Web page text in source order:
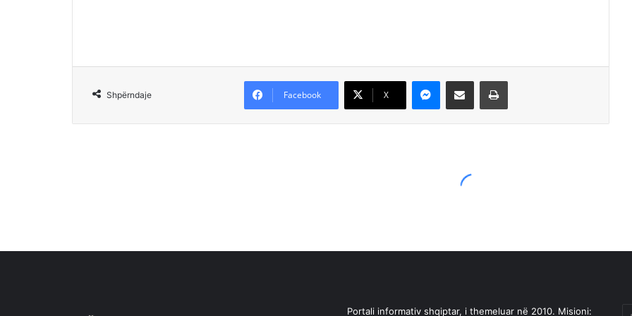
Shpërndaje Facebook X
Messenger Shpërndajeni me anë të postës elektronike Printoje
Portali informativ shqiptar, i themeluar në 2010. Misioni: